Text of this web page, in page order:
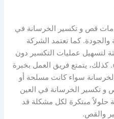
قص و تكسير الخرسانة في
كما تعتمد الشركة
لتسهيل عمليات التكسير دون
كذلك، يتمتع فريق العمل بخبرة
سواء كانت مسلحة أو
و تكسير الخرسانة في العين
حلولاً مبتكرة لكل مشكلة قد
والقص.